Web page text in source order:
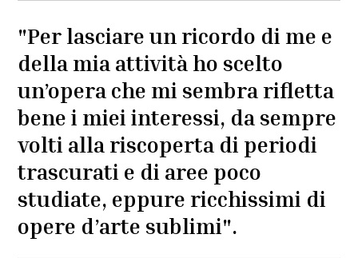
"Per lasciare un ricordo di me e
della mia attività ho scelto
un’opera che mi sembra rifletta
bene i miei interessi, da sempre
volti alla riscoperta di periodi
trascurati e di aree poco
studiate, eppure ricchissimi di
opere d’arte sublimi".